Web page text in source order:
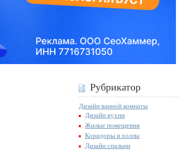
Рубрикатор
Дизайн ванной комнаты
Дизайн кухни
Жилые помещения
Коридоры и холлы
Дизайн спальни